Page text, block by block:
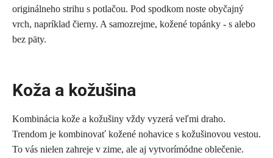
originálneho strihu s potlačou. Pod spodkom noste obyčajný
vrch, napríklad čierny. A samozrejme, kožené topánky - s alebo
bez päty.
Koža a kožušina
Kombinácia kože a kožušiny vždy vyzerá veľmi draho.
Trendom je kombinovať kožené nohavice s kožušinovou vestou.
To vás nielen zahreje v zime, ale aj vytvorímódne oblečenie.